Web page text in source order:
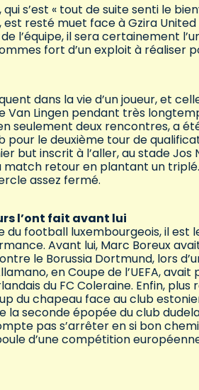
s’est « tout de suite senti le
est resté muet face à Gzira
l’équipe, il sera certainement
fort d’un exploit à réaliser
dans la vie d’un joueur, et
Van Lingen pendant très
seulement deux rencontres, a
pour le deuxième tour de
but inscrit à l’aller, au stade Jos
match retour en plantant un
assez fermé.
l’ont fait avant lui
du football luxembourgeois, il est
Avant lui, Marc Boreux
le Borussia Dortmund, lors
en Coupe de l’UEFA,
du FC Coleraine. Enfin,
du chapeau face au club
la seconde épopée du club
pas s’arrêter en si bon
d’une compétition